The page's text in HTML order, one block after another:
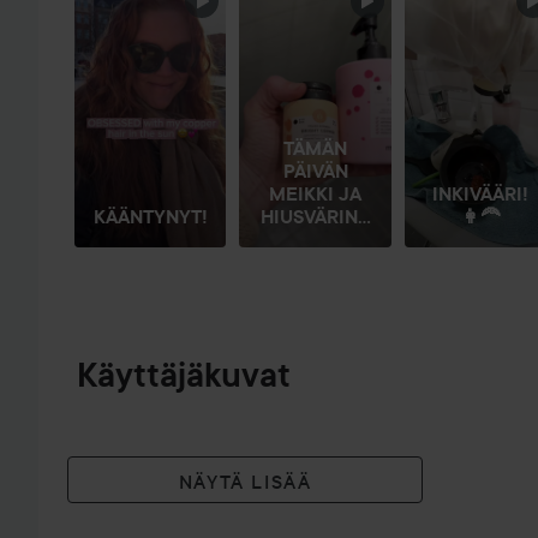
KÄÄNTYNYT!
TÄMÄN
PÄIVÄN
MEIKKI JA
HIUSVÄRIN...
INKIVÄÄRI!
👩‍🦰
Käyttäjäkuvat
NÄYTÄ LISÄÄ